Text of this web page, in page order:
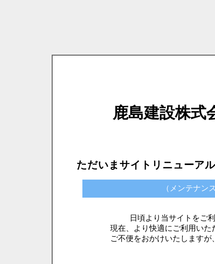
鹿島建設株
ただいまサイトリニューア
（メンテナン
日頃より当サイトをご
現在、より快適にご利用いた
ご不便をおかけいたしますが